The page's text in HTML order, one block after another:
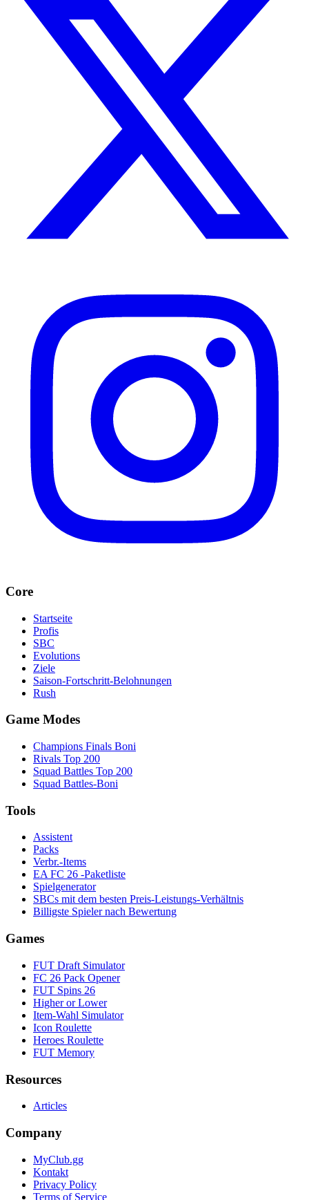
Core
Startseite
Profis
SBC
Evolutions
Ziele
Saison-Fortschritt-Belohnungen
Rush
Game Modes
Champions Finals Boni
Rivals Top 200
Squad Battles Top 200
Squad Battles-Boni
Tools
Assistent
Packs
Verbr.-Items
EA FC 26 -Paketliste
Spielgenerator
SBCs mit dem besten Preis-Leistungs-Verhältnis
Billigste Spieler nach Bewertung
Games
FUT Draft Simulator
FC 26 Pack Opener
FUT Spins 26
Higher or Lower
Item-Wahl Simulator
Icon Roulette
Heroes Roulette
FUT Memory
Resources
Articles
Company
MyClub.gg
Kontakt
Privacy Policy
Terms of Service